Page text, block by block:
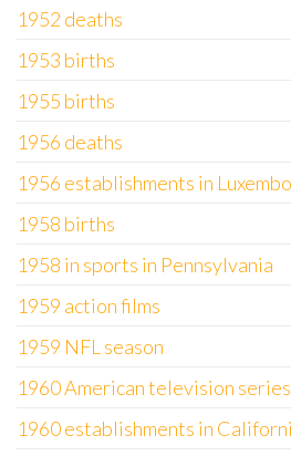
1952 deaths
1953 births
1955 births
1956 deaths
1956 establishments in
1958 births
1958 in sports in Pennsylvania
1959 action films
1959 NFL season
1960 American television
1960 establishments in